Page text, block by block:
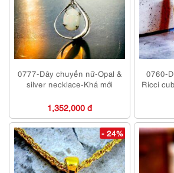
0777-Dây chuyền nữ-Opal &
silver necklace-Khá mới
1,352,000 đ
0760-
Ricci
- 24%